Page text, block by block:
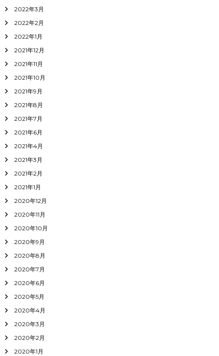
2022年3月
2022年2月
2022年1月
2021年12月
2021年11月
2021年10月
2021年9月
2021年8月
2021年7月
2021年6月
2021年4月
2021年3月
2021年2月
2021年1月
2020年12月
2020年11月
2020年10月
2020年9月
2020年8月
2020年7月
2020年6月
2020年5月
2020年4月
2020年3月
2020年2月
2020年1月